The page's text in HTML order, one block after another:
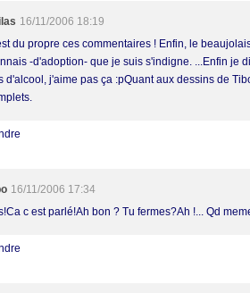
16/11/2006 18:19
du propre ces commentaires ! Enfin, le
-d'adoption- que je suis s'indigne. ...Enfin je
d'alcool, j'aime pas ça :pQuant aux dessins de
16/11/2006 17:34
c est parlé!Ah bon ? Tu fermes?Ah !... Qd